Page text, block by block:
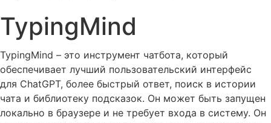
TypingMind
TypingMind – это инструмент чатбота, который
обеспечивает лучший пользовательский интерфейс
для ChatGPT, более быстрый ответ, поиск в истории
чата и библиотеку подсказок. Он может быть запущен
локально в браузере и не требует входа в систему. Он